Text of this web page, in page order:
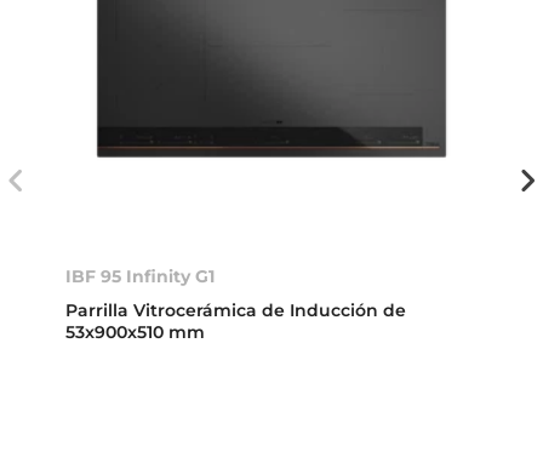
IBF 95 Infinity G1
Parrilla Vitrocerámica de Inducción de
53x900x510 mm